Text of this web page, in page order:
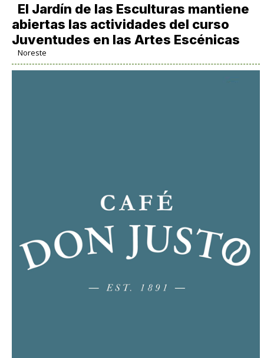
El Jardín de las Esculturas mantiene
abiertas las actividades del curso
Juventudes en las Artes Escénicas
Noreste